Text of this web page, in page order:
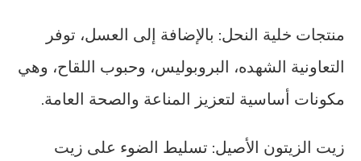
منتجات خلية النحل: بالإضافة إلى العسل، توفر
التعاونية الشهده، البروبوليس، وحبوب اللقاح، وهي
مكونات أساسية لتعزيز المناعة والصحة العامة.
زيت الزيتون الأصيل: تسليط الضوء على زيت